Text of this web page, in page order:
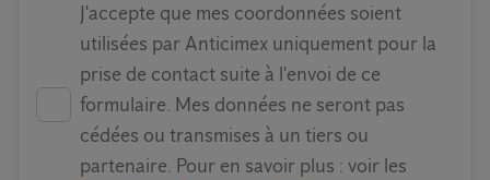
J'accepte que mes coordonnées soient
utilisées par Anticimex uniquement pour la
prise de contact suite à l'envoi de ce
formulaire. Mes données ne seront pas
cédées ou transmises à un tiers ou
partenaire. Pour en savoir plus : voir les